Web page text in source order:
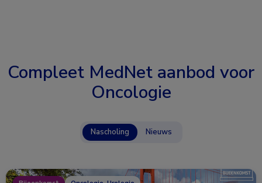
Compleet MedNet aanbod voor
Oncologie
Nascholing Nieuws